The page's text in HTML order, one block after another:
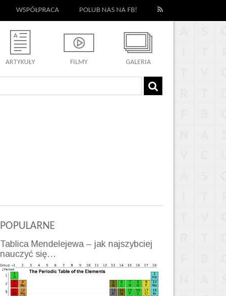
WSPÓŁPRACA POLUB NAS NA FB!
ARTYKUŁY FILMY GALERIA
POPULARNE
Tablica Mendelejewa – jak najszybciej
nauczyć się…